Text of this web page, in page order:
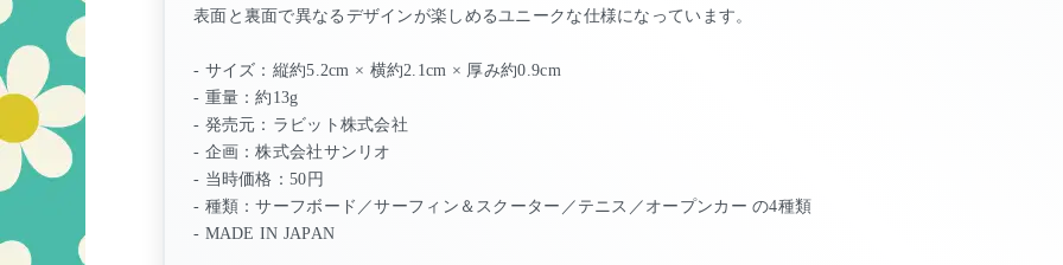
表面と裏面で異なるデザインが楽しめるユニークな仕様になっています。
- サイズ：縦約5.2cm × 横約2.1cm × 厚み約0.9cm
- 重量：約13g
- 発売元：ラビット株式会社
- 企画：株式会社サンリオ
- 当時価格：50円
- 種類：サーフボード／サーフィン＆スクーター／テニス／オープンカー の4種類
- MADE IN JAPAN